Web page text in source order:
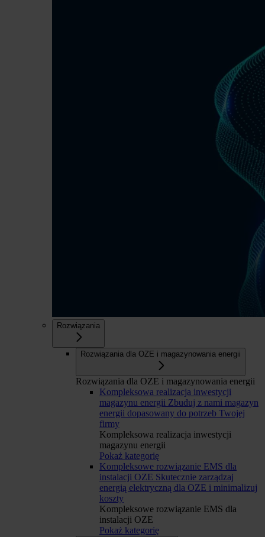
Rozwiązania
Rozwiązania dla OZE i magazynowania energii
Rozwiązania dla OZE i magazynowania energii
Kompleksowa realizacja inwestycji
magazynu energii Zbuduj z nami magazyn
energii dopasowany do potrzeb Twojej
firmy
Kompleksowa realizacja inwestycji
magazynu energii
Pokaż kategorię
Kompleksowe rozwiązanie EMS dla
instalacji OZE Skutecznie zarządzaj
energią elektryczną dla OZE i minimalizuj
koszty
Kompleksowe rozwiązanie EMS dla
instalacji OZE
Pokaż kategorię